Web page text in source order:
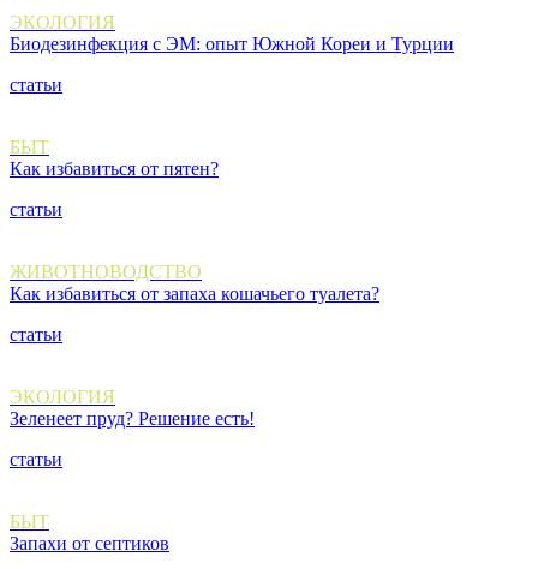
ЭКОЛОГИЯ
Биодезинфекция с ЭМ: опыт Южной Кореи и Турции
статьи
БЫТ
Как избавиться от пятен?
статьи
ЖИВОТНОВОДСТВО
Как избавиться от запаха кошачьего туалета?
статьи
ЭКОЛОГИЯ
Зеленеет пруд? Решение есть!
статьи
БЫТ
Запахи от септиков